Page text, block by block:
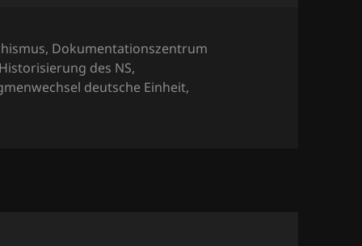
, Dokumentationszentrum
Historisierung des NS,
deutsche Einheit,